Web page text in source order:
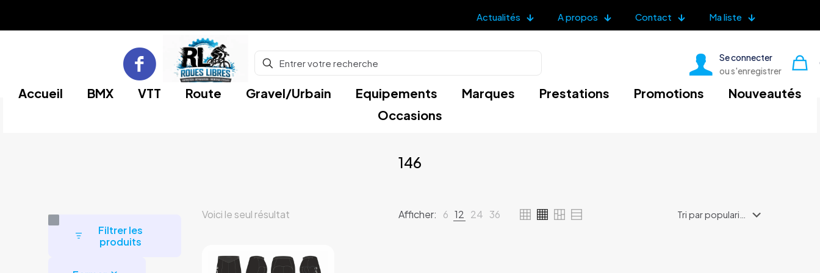
Actualités A propos Contact Ma liste
Se connecter
ou s'enregistrer
Accueil BMX VTT Route Gravel/Urbain Equipements Marques Prestations Promotions
Nouveautés
Occasions
146
Filtrer les
produits
Voici le seul résultat Afficher: 6 12 24 36